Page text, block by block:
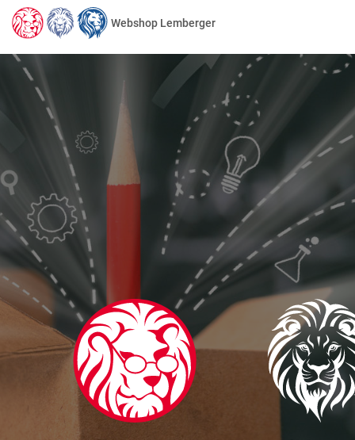
Webshop Lemberger